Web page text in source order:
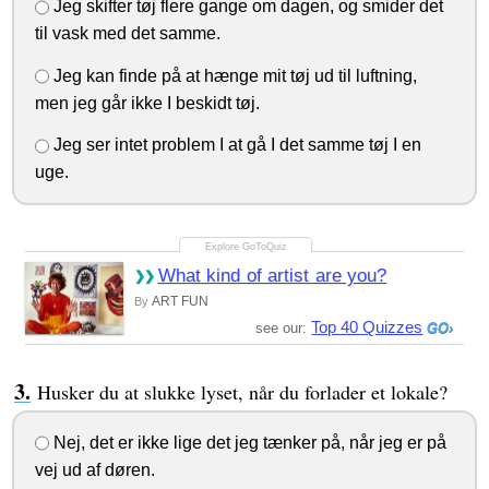
Jeg skifter tøj flere gange om dagen, og smider det
til vask med det samme.
Jeg kan finde på at hænge mit tøj ud til luftning,
men jeg går ikke I beskidt tøj.
Jeg ser intet problem I at gå I det samme tøj I en
uge.
What kind of artist are you?
By ART FUN
see our: Top 40 Quizzes
Husker du at slukke lyset, når du forlader et lokale?
Nej, det er ikke lige det jeg tænker på, når jeg er på
vej ud af døren.